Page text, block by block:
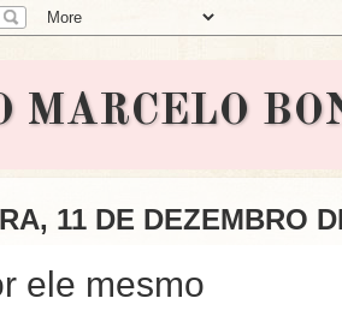
MARCELO
11 DE DEZEMBRO
ele mesmo